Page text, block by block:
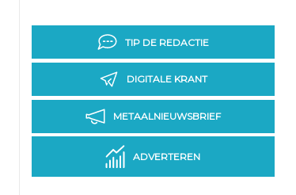
TIP DE REDACTIE
DIGITALE KRANT
METAALNIEUWSBRIEF
ADVERTEREN